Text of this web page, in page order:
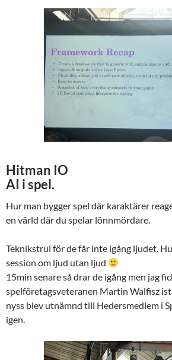
Hitman IO
AI i spel.
Hur man bygger spel där karaktärer
en värld där du spelar lönnmördare.
Teknikstrul för de får inte igång ljudet.
session om ljud utan ljud
15min senare så drar de igång men jag
spelföretagsveteranen Martin Walfisz
nyss blev utnämnd till Hedersmedlem i
igen.